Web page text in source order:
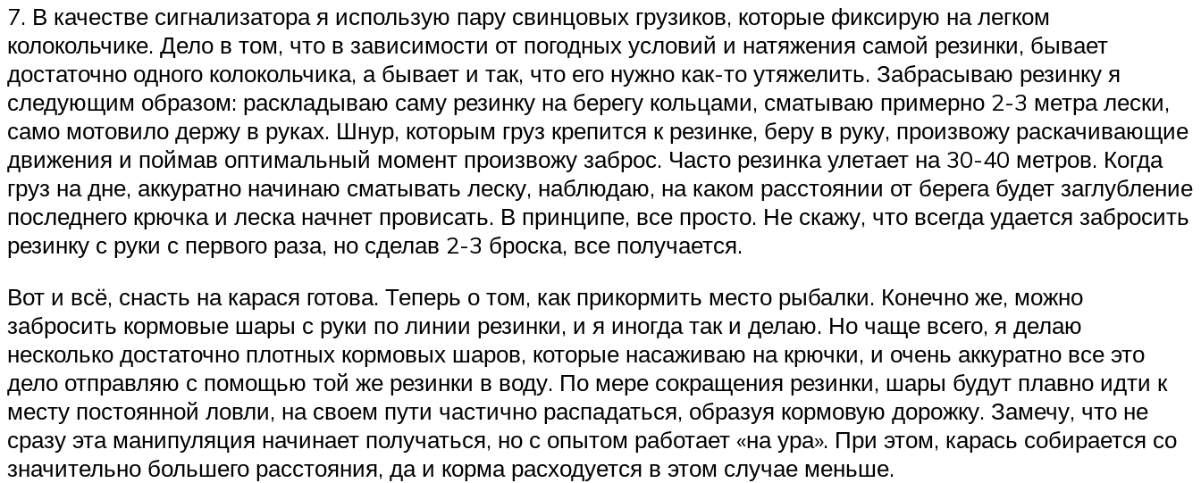
7. В качестве сигнализатора я использую пару свинцовых грузиков, которые фиксирую на легком
колокольчике. Дело в том, что в зависимости от погодных условий и натяжения самой резинки, бывает
достаточно одного колокольчика, а бывает и так, что его нужно как-то утяжелить. Забрасываю резинку я
следующим образом: раскладываю саму резинку на берегу кольцами, сматываю примерно 2-3 метра лески,
само мотовило держу в руках. Шнур, которым груз крепится к резинке, беру в руку, произвожу раскачивающие
движения и поймав оптимальный момент произвожу заброс. Часто резинка улетает на 30-40 метров. Когда
груз на дне, аккуратно начинаю сматывать леску, наблюдаю, на каком расстоянии от берега будет заглубление
последнего крючка и леска начнет провисать. В принципе, все просто. Не скажу, что всегда удается забросить
резинку с руки с первого раза, но сделав 2-3 броска, все получается.
Вот и всё, снасть на карася готова. Теперь о том, как прикормить место рыбалки. Конечно же, можно
забросить кормовые шары с руки по линии резинки, и я иногда так и делаю. Но чаще всего, я делаю
несколько достаточно плотных кормовых шаров, которые насаживаю на крючки, и очень аккуратно все это
дело отправляю с помощью той же резинки в воду. По мере сокращения резинки, шары будут плавно идти к
месту постоянной ловли, на своем пути частично распадаться, образуя кормовую дорожку. Замечу, что не
сразу эта манипуляция начинает получаться, но с опытом работает «на ура». При этом, карась собирается со
значительно большего расстояния, да и корма расходуется в этом случае меньше.